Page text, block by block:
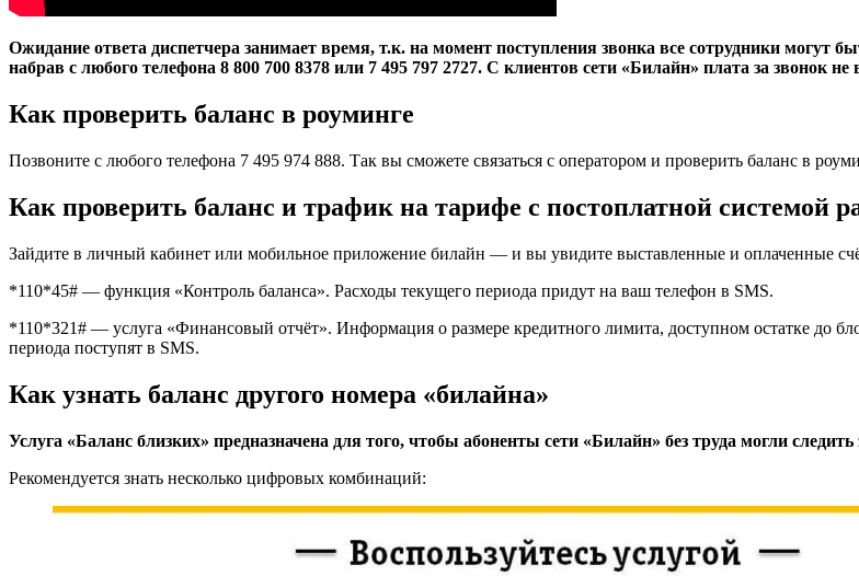
Ожидание ответа диспетчера занимает время, т.к. на момент поступления звонка все сотрудники могут
набрав с любого телефона 8 800 700 8378 или 7 495 797 2727. С клиентов сети «Билайн» плата за звонок не
Как проверить баланс в роуминге
Позвоните с любого телефона 7 495 974 888. Так вы сможете связаться с оператором и проверить баланс в
Как проверить баланс и трафик на тарифе с постоплатной системой
Зайдите в личный кабинет или мобильное приложение билайн — и вы увидите выставленные и оплаченные
*110*45# — функция «Контроль баланса». Расходы текущего периода придут на ваш телефон в SMS.
*110*321# — услуга «Финансовый отчёт». Информация о размере кредитного лимита, доступном остатке до
периода поступят в SMS.
Как узнать баланс другого номера «билайна»
Услуга «Баланс близких» предназначена для того, чтобы абоненты сети «Билайн» без труда могли
Рекомендуется знать несколько цифровых комбинаций: